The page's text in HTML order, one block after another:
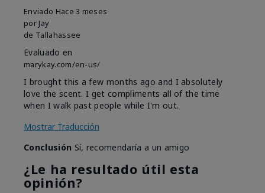
Enviado Hace 3 meses
por Jay
de Tallahassee
Evaluado en
marykay.com/en-us/
I brought this a few months ago and I absolutely
love the scent. I get compliments all of the time
when I walk past people while I'm out.
Mostrar Traducción
Conclusión Sí, recomendaría a un amigo
¿Le ha resultado útil esta
opinión?